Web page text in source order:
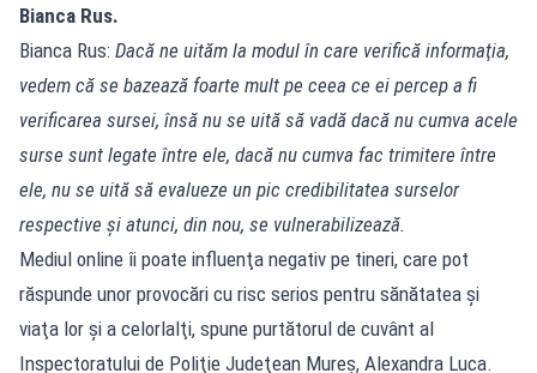
Bianca Rus.
Bianca Rus: Dacă ne uităm la modul în care verifică informaţia,
vedem că se bazează foarte mult pe ceea ce ei percep a fi
verificarea sursei, însă nu se uită să vadă dacă nu cumva acele
surse sunt legate între ele, dacă nu cumva fac trimitere între
ele, nu se uită să evalueze un pic credibilitatea surselor
respective şi atunci, din nou, se vulnerabilizează.
Mediul online îi poate influenţa negativ pe tineri, care pot
răspunde unor provocări cu risc serios pentru sănătatea şi
viaţa lor şi a celorlalţi, spune purtătorul de cuvânt al
Inspectoratului de Poliţie Judeţean Mureş, Alexandra Luca.